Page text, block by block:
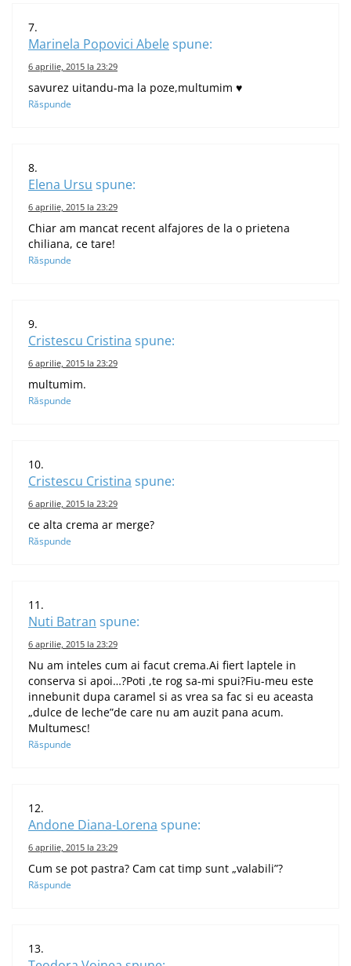
Marinela Popovici Abelespune:
6 aprilie, 2015 la 23:29
savurez uitandu-ma la poze,multumim ♥
Răspunde
Elena Ursu spune:
6 aprilie, 2015 la 23:29
Chiar am mancat recent alfajores de la o prietena
chiliana, ce tare!
Răspunde
Cristescu Cristina spune:
6 aprilie, 2015 la 23:29
multumim.
Răspunde
Cristescu Cristina spune:
6 aprilie, 2015 la 23:29
ce alta crema ar merge?
Răspunde
Nuti Batran spune:
6 aprilie, 2015 la 23:29
Nu am inteles cum ai facut crema.Ai fiert laptele in
conserva si apoi…?Poti ,te rog sa-mi spui?Fiu-meu este
innebunit dupa caramel si as vrea sa fac si eu aceasta
„dulce de leche”de care nu am auzit pana acum.
Multumesc!
Răspunde
Andone Diana-Lorena spune:
6 aprilie, 2015 la 23:29
Cum se pot pastra? Cam cat timp sunt „valabili”?
Răspunde